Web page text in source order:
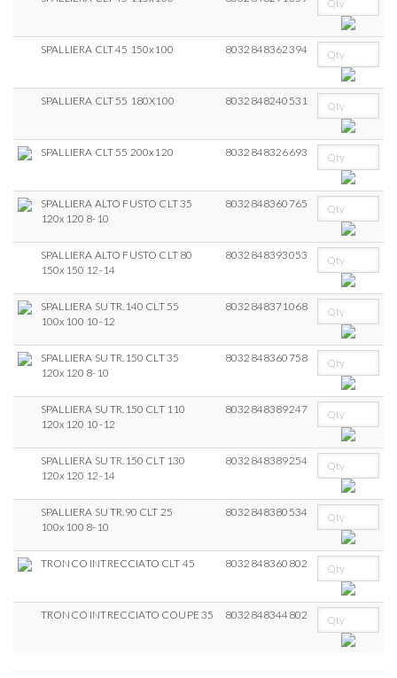
SPALLIERA CLT 45 150x100 8032848362394
SPALLIERA CLT 55 180X100 8032848240531
SPALLIERA CLT 55 200x120 8032848326693
SPALLIERA ALTO FUSTO CLT 35
120x120 8-10
8032848360765
SPALLIERA ALTO FUSTO CLT 80
150x150 12-14
8032848393053
SPALLIERA SU TR.140 CLT 55
100x100 10-12
8032848371068
SPALLIERA SU TR.150 CLT 35
120x120 8-10
8032848360758
SPALLIERA SU TR.150 CLT 110
120x120 10-12
8032848389247
SPALLIERA SU TR.150 CLT 130
120x120 12-14
8032848389254
SPALLIERA SU TR.90 CLT 25
100x100 8-10
8032848380534
TRONCO INTRECCIATO CLT 45 8032848360802
TRONCO INTRECCIATO COUPE 35 8032848344802